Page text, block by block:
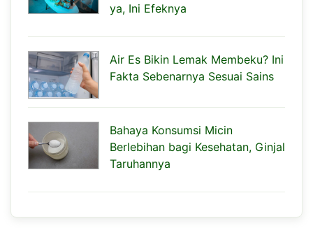
ya, Ini Efeknya
Air Es Bikin Lemak Membeku? Ini
Fakta Sebenarnya Sesuai Sains
Bahaya Konsumsi Micin
Berlebihan bagi Kesehatan, Ginjal
Taruhannya